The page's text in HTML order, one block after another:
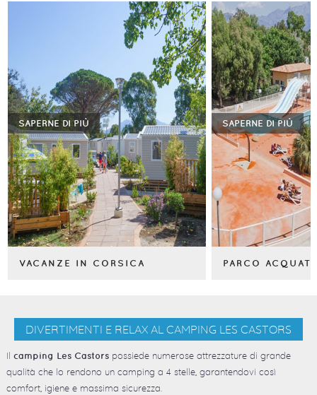
SAPERNE DI PIÙ
VACANZE IN CORSICA
SAPERNE DI PIÙ
PARCO
DIVERTIMENTI E RELAX AL CAMPING LES CASTORS
Il camping Les Castorspossiede numerose attrezzature di grande
qualità che lo rendono un camping a 4 stelle, garantendovi così
comfort, igiene e massima sicurezza.